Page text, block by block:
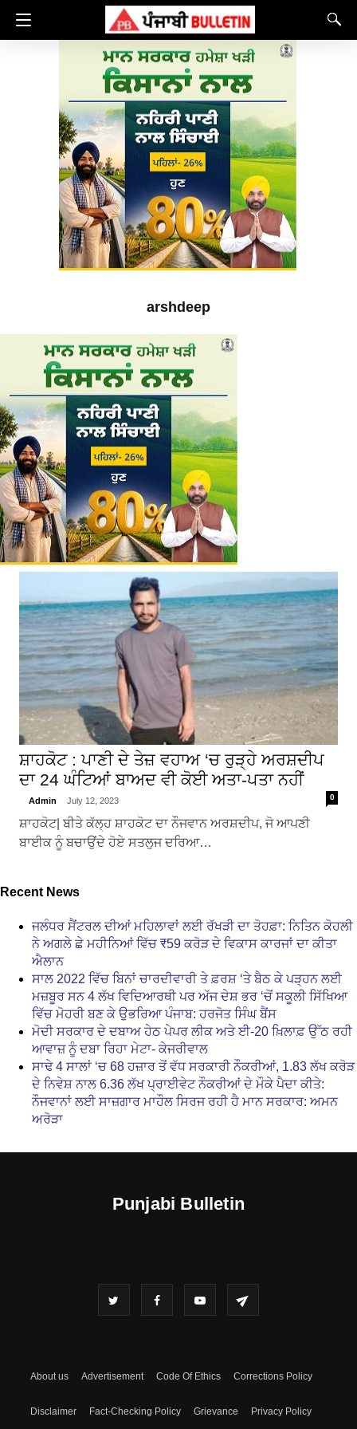
arshdeep
ਸ਼ਾਹਕੋਟ : ਪਾਣੀ ਦੇ ਤੇਜ਼ ਵਹਾਅ ‘ਚ ਰੁੜ੍ਹੇ ਅਰਸ਼ਦੀਪ
ਦਾ 24 ਘੰਟਿਆਂ ਬਾਅਦ ਵੀ ਕੋਈ ਅਤਾ-ਪਤਾ ਨਹੀਂ
Admin July 12, 2023 0
ਸ਼ਾਹਕੋਟ| ਬੀਤੇ ਕੱਲ੍ਹ ਸ਼ਾਹਕੋਟ ਦਾ ਨੌਜਵਾਨ ਅਰਸ਼ਦੀਪ, ਜੋ ਆਪਣੀ
ਬਾਈਕ ਨੂੰ ਬਚਾਉਂਦੇ ਹੋਏ ਸਤਲੁਜ ਦਰਿਆ…
Recent News
ਜਲੰਧਰ ਸੈਂਟਰਲ ਦੀਆਂ ਮਹਿਲਾਵਾਂ ਲਈ ਰੱਖੜੀ ਦਾ ਤੋਹਫ਼ਾ: ਨਿਤਿਨ ਕੋਹਲੀ
ਨੇ ਅਗਲੇ ਛੇ ਮਹੀਨਿਆਂ ਵਿੱਚ ₹59 ਕਰੋੜ ਦੇ ਵਿਕਾਸ ਕਾਰਜਾਂ ਦਾ ਕੀਤਾ
ਐਲਾਨ
ਸਾਲ 2022 ਵਿੱਚ ਬਿਨਾਂ ਚਾਰਦੀਵਾਰੀ ਤੇ ਫ਼ਰਸ਼ ‘ਤੇ ਬੈਠ ਕੇ ਪੜ੍ਹਨ ਲਈ
ਮਜ਼ਬੂਰ ਸਨ 4 ਲੱਖ ਵਿਦਿਆਰਥੀ ਪਰ ਅੱਜ ਦੇਸ਼ ਭਰ ‘ਚੋਂ ਸਕੂਲੀ ਸਿੱਖਿਆ
ਵਿੱਚ ਮੋਹਰੀ ਬਣ ਕੇ ਉਭਰਿਆ ਪੰਜਾਬ: ਹਰਜੋਤ ਸਿੰਘ ਬੈਂਸ
ਮੋਦੀ ਸਰਕਾਰ ਦੇ ਦਬਾਅ ਹੇਠ ਪੇਪਰ ਲੀਕ ਅਤੇ ਈ-20 ਖ਼ਿਲਾਫ਼ ਉੱਠ ਰਹੀ
ਆਵਾਜ਼ ਨੂੰ ਦਬਾ ਰਿਹਾ ਮੇਟਾ- ਕੇਜਰੀਵਾਲ
ਸਾਢੇ 4 ਸਾਲਾਂ ‘ਚ 68 ਹਜ਼ਾਰ ਤੋਂ ਵੱਧ ਸਰਕਾਰੀ ਨੌਕਰੀਆਂ, 1.83 ਲੱਖ ਕਰੋੜ
ਦੇ ਨਿਵੇਸ਼ ਨਾਲ 6.36 ਲੱਖ ਪ੍ਰਾਈਵੇਟ ਨੌਕਰੀਆਂ ਦੇ ਮੌਕੇ ਪੈਦਾ ਕੀਤੇ:
ਨੌਜਵਾਨਾਂ ਲਈ ਸਾਜ਼ਗਾਰ ਮਾਹੌਲ ਸਿਰਜ ਰਹੀ ਹੈ ਮਾਨ ਸਰਕਾਰ: ਅਮਨ
ਅਰੋੜਾ
Punjabi Bulletin
About us Advertisement Code Of Ethics Corrections Policy
Disclaimer Fact-Checking Policy Grievance Privacy Policy